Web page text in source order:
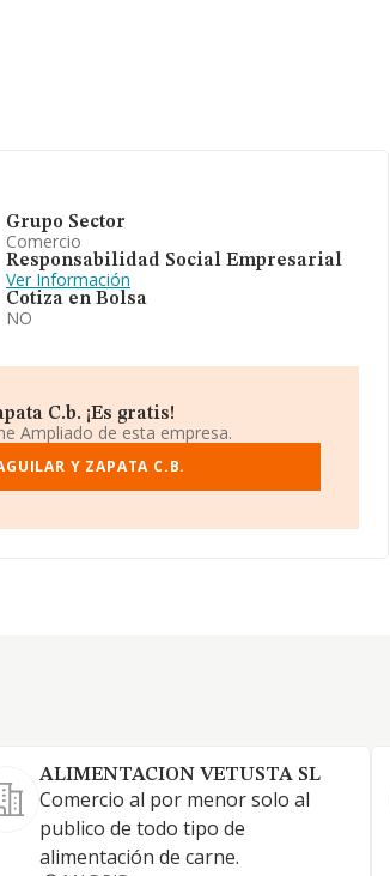
Grupo Sector
Comercio
Responsabilidad Social Empresarial
Ver Información
Cotiza en Bolsa
NO
C.b. ¡Es gratis!
Ampliado de esta empresa.
Y ZAPATA C.B.
ALIMENTACION VETUSTA SL
Comercio al por menor solo al
publico de todo tipo de
alimentación de carne.